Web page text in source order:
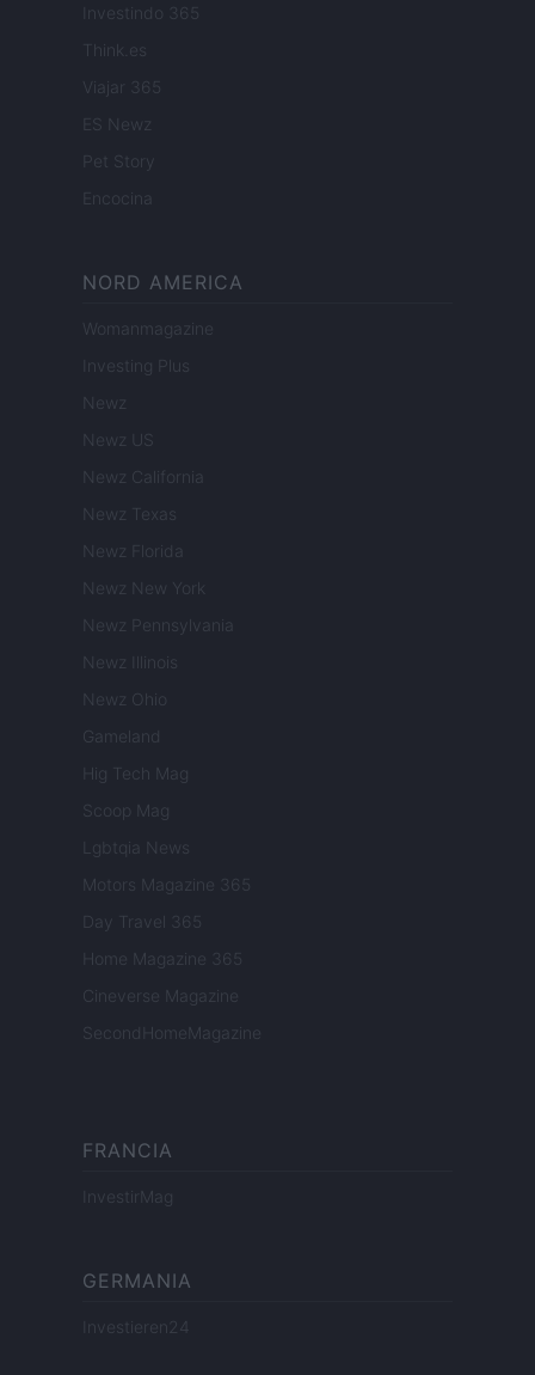
Investindo 365
Think.es
Viajar 365
ES Newz
Pet Story
Encocina
NORD AMERICA
Womanmagazine
Investing Plus
Newz
Newz US
Newz California
Newz Texas
Newz Florida
Newz New York
Newz Pennsylvania
Newz Illinois
Newz Ohio
Gameland
Hig Tech Mag
Scoop Mag
Lgbtqia News
Motors Magazine 365
Day Travel 365
Home Magazine 365
Cineverse Magazine
SecondHomeMagazine
FRANCIA
InvestirMag
GERMANIA
Investieren24